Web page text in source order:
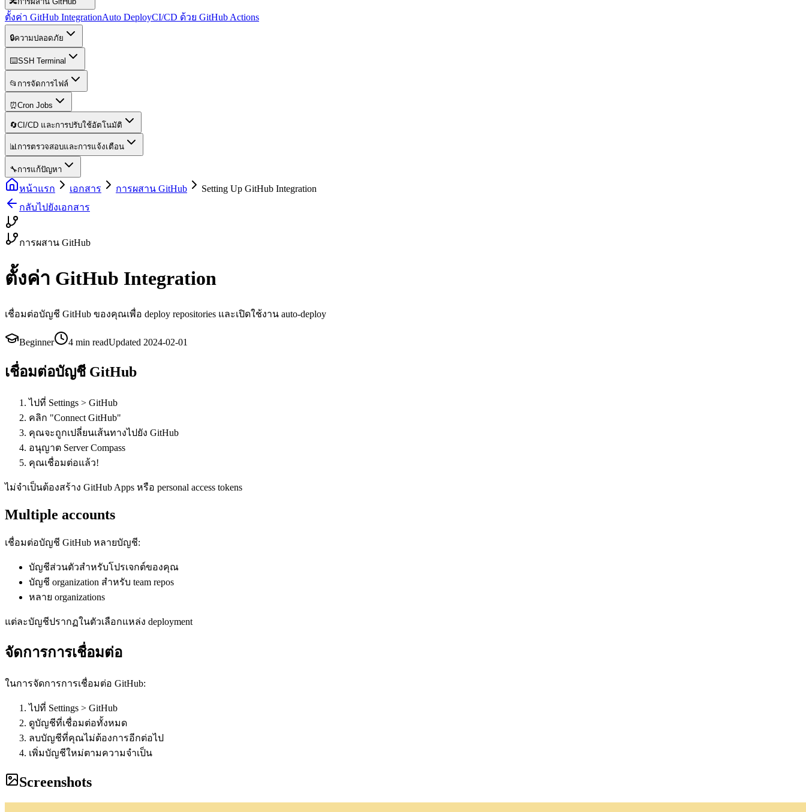
ตั้งค่า GitHub IntegrationAuto DeployCI/CD ด้วย GitHub Actions
🔒ความปลอดภัย
⌨️SSH Terminal
📂 การจัดการไฟล์
⏰Cron Jobs
🔄CI/CD และการปรับใช้อัตโนมัติ
📊การตรวจสอบและการแจ้งเตือน
🔧การแก้ปัญหา
หน้าแรก เอกสาร การผสาน GitHub
Setting Up GitHub Integration
กลับไปยังเอกสาร
การผสาน GitHub
ตั้งค่า GitHub Integration
เชื่อมต่อบัญชี GitHub ของคุณเพื่อ deploy repositories และเปิดใช้งาน auto-deploy
Beginner 4 min readUpdated 2024-02-01
เชื่อมต่อบัญชี GitHub
ไปที่ Settings > GitHub
คลิก "Connect GitHub"
คุณจะถูกเปลี่ยนเส้นทางไปยัง GitHub
อนุญาต Server Compass
คุณเชื่อมต่อแล้ว!
ไม่จำเป็นต้องสร้าง GitHub Apps หรือ personal access tokens
Multiple accounts
เชื่อมต่อบัญชี GitHub หลายบัญชี:
บัญชีส่วนตัวสำหรับโปรเจกต์ของคุณ
บัญชี organization สำหรับ team repos
หลาย organizations
แต่ละบัญชีปรากฏในตัวเลือกแหล่ง deployment
จัดการการเชื่อมต่อ
ในการจัดการการเชื่อมต่อ GitHub:
ไปที่ Settings > GitHub
ดูบัญชีที่เชื่อมต่อทั้งหมด
ลบบัญชีที่คุณไม่ต้องการอีกต่อไป
เพิ่มบัญชีใหม่ตามความจำเป็น
Screenshots